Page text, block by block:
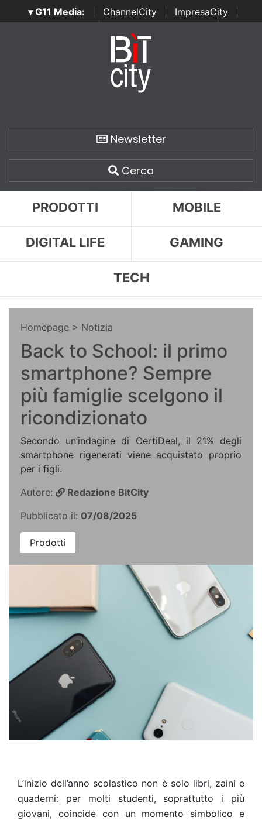
▾ G11 Media: ChannelCity ImpresaCity
SecurityOpenLab | Italian Channel Awards | Italian
Italian Security Awards
Newsletter
Cerca
PRODOTTI MOBILE
DIGITAL LIFE GAMING
TECH
Homepage > Notizia
Back to School: il primo
smartphone? Sempre
più famiglie scelgono il
ricondizionato
Secondo un’indagine di CertiDeal, il 21% degli
smartphone rigenerati viene acquistato proprio
per i figli.
Autore:
Redazione BitCity
Pubblicato il: 07/08/2025
Prodotti
L’inizio dell’anno scolastico non è solo libri, zaini e
quaderni: per molti studenti, soprattutto i più
giovani, coincide con un momento simbolico e